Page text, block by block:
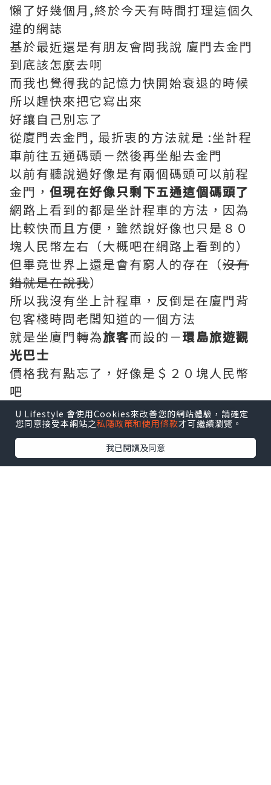
懶了好幾個月,終於今天有時間打理這個久
違的網誌
基於最近還是有朋友會問我說 廈門去金門
到底該怎麼去啊
而我也覺得我的記憶力快開始衰退的時候
所以趕快來把它寫出來
好讓自己別忘了
從廈門去金門, 最折衷的方法就是 :坐計程
車前往五通碼頭－然後再坐船去金門
以前有聽說過好像是有兩個碼頭可以前程
金門， 但現在好像只剩下五通這個碼頭了
網路上看到的都是坐計程車的方法，因為
比較快而且方便，雖然說好像也只是８０
塊人民幣左右（大概吧在網路上看到的）
但畢竟世界上還是會有窮人的存在（沒有
錯就是在說我）
所以我沒有坐上計程車，反倒是在廈門背
包客棧時問老闆知道的一個方法
就是坐廈門轉為旅客而設的－環島旅遊觀
光巴士
價格我有點忘了，好像是＄２０塊人民幣
吧
U Lifestyle 會使用Cookies來改善您的網站體驗，請確定
您同意接受本網站之私隱政策和使用條款才可繼續瀏覽。
我已閱讀及同意